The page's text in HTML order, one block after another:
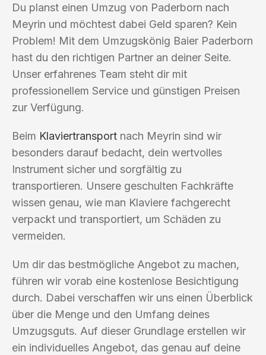
Du planst einen Umzug von Paderborn nach
Meyrin und möchtest dabei Geld sparen? Kein
Problem! Mit dem Umzugskönig Baier Paderborn
hast du den richtigen Partner an deiner Seite.
Unser erfahrenes Team steht dir mit
professionellem Service und günstigen Preisen
zur Verfügung.
Beim Klaviertransport nach Meyrin sind wir
besonders darauf bedacht, dein wertvolles
Instrument sicher und sorgfältig zu
transportieren. Unsere geschulten Fachkräfte
wissen genau, wie man Klaviere fachgerecht
verpackt und transportiert, um Schäden zu
vermeiden.
Um dir das bestmögliche Angebot zu machen,
führen wir vorab eine kostenlose Besichtigung
durch. Dabei verschaffen wir uns einen Überblick
über die Menge und den Umfang deines
Umzugsguts. Auf dieser Grundlage erstellen wir
ein individuelles Angebot, das genau auf deine